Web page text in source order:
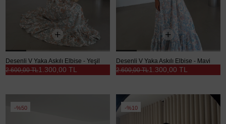
Desenli V Yaka Askılı Elbise - Yeşil
1.300,00 TL
2.600,00 TL
Desenli V Yaka Askılı Elbise - Mavi
1.300,00 TL
2.600,00 TL
%50 %10